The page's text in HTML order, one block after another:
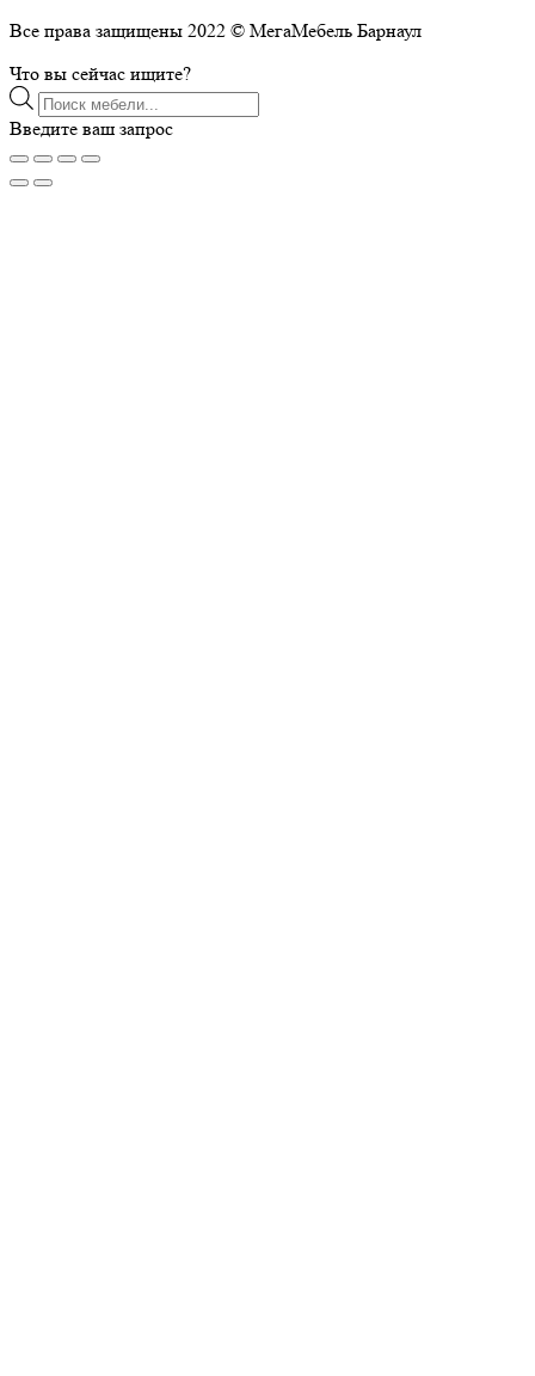
Все права защищены 2022 © МегаМебель Барнаул
Что вы сейчас ищите?
Поиск
товаров
Введите ваш запрос